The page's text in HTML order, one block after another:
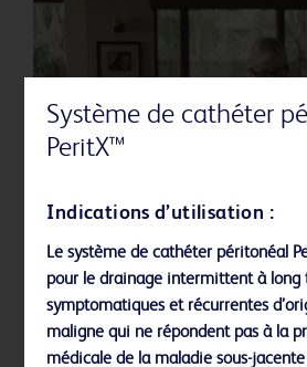
Système de cathéter
PeritX™
Indications d’utilisation :
Le système de cathéter péritonéal
pour le drainage intermittent à long
symptomatiques et récurrentes
maligne qui ne répondent pas à la
médicale de la maladie sous-